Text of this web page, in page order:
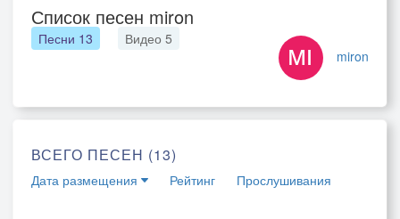
Список песен miron
miron
Песни 13 Видео 5
ВСЕГО ПЕСЕН (13)
Дата размещения Рейтинг Прослушивания